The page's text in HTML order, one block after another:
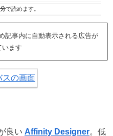
で読めます。
記事内に自動表示される広告が
います
良い Affinity Designer。低